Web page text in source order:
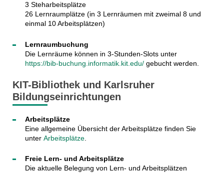
3 Steharbeitsplätze
26 Lernraumplätze (in 3 Lernräumen mit zweimal 8 und
einmal 10 Arbeitsplätzen)
Lernraumbuchung
Die Lernräume können in 3-Stunden-Slots unter
https://bib-buchung.informatik.kit.edu/gebucht werden.
KIT-Bibliothek und Karlsruher
Bildungseinrichtungen
Arbeitsplätze
Eine allgemeine Übersicht der Arbeitsplätze finden Sie
unter Arbeitsplätze.
Freie Lern- und Arbeitsplätze
Die aktuelle Belegung von Lern- und Arbeitsplätzen